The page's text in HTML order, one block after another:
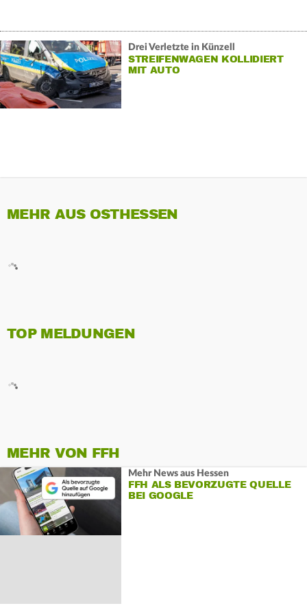
Drei Verletzte in Künzell
STREIFENWAGEN KOLLIDIERT
MIT AUTO
MEHR AUS OSTHESSEN
TOP MELDUNGEN
MEHR VON FFH
Mehr News aus Hessen
FFH ALS BEVORZUGTE QUELLE
BEI GOOGLE